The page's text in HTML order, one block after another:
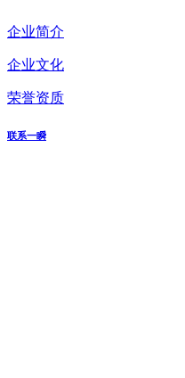
企业简介
企业文化
荣誉资质
联系一瞬